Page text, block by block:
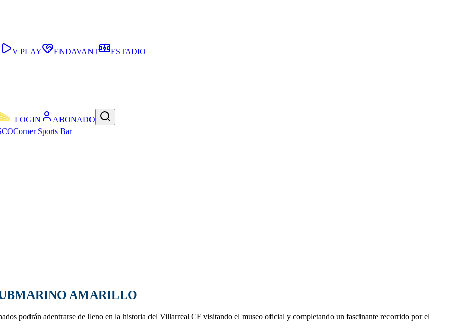
LOGIN ABONADO
V PLAY ENDAVANT
ESTADIO
Corner Sports Bar
AMARILLO
podrán adentrarse de lleno en la historia del Villarreal CF visitando el museo oficial y completando un fascinante recorrido por el